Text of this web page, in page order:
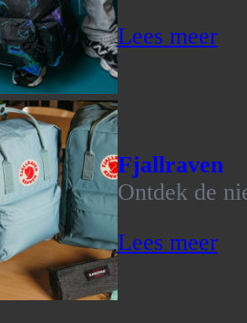
Lees meer
Fjallraven
Ontdek de
Lees meer